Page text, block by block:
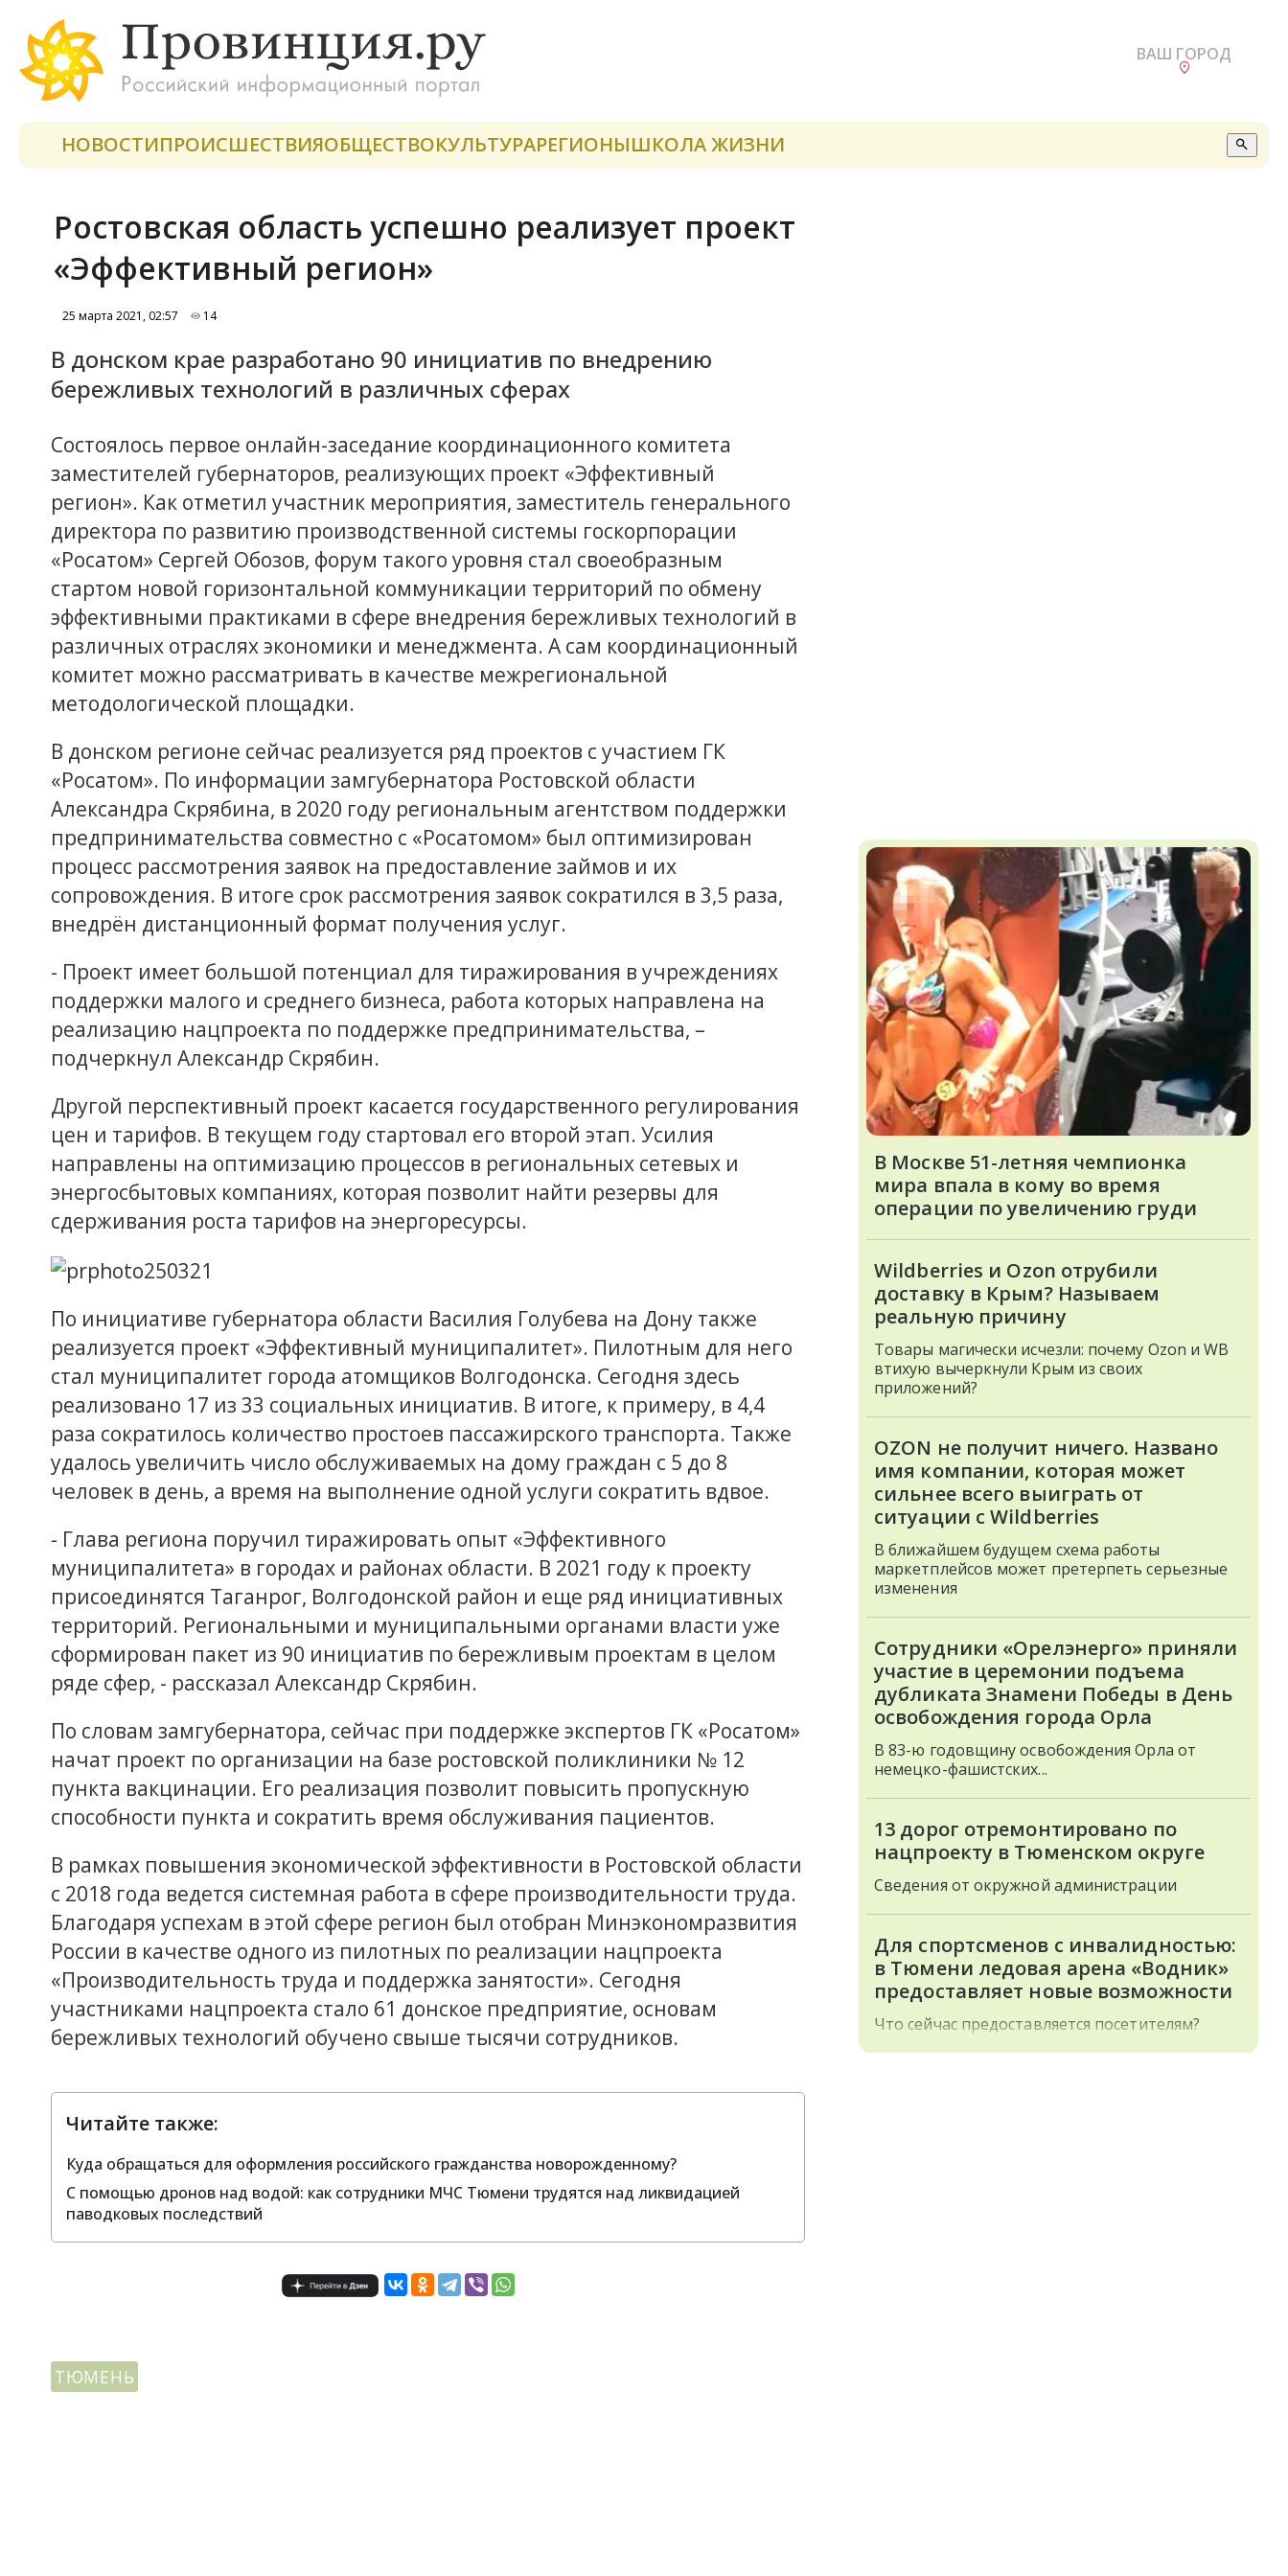
ВАШ ГОРОД
НОВОСТИПРОИСШЕСТВИЯОБЩЕСТВОКУЛЬТУРАРЕГИОНЫШКОЛА ЖИЗНИ
Ростовская область успешно реализует проект
«Эффективный регион»
25 марта 2021, 02:57 14
В донском крае разработано 90 инициатив по внедрению
бережливых технологий в различных сферах
Состоялось первое онлайн-заседание координационного комитета
заместителей губернаторов, реализующих проект «Эффективный
регион». Как отметил участник мероприятия, заместитель генерального
директора по развитию производственной системы госкорпорации
«Росатом» Сергей Обозов, форум такого уровня стал своеобразным
стартом новой горизонтальной коммуникации территорий по обмену
эффективными практиками в сфере внедрения бережливых технологий в
различных отраслях экономики и менеджмента. А сам координационный
комитет можно рассматривать в качестве межрегиональной
методологической площадки.
В донском регионе сейчас реализуется ряд проектов с участием ГК
«Росатом». По информации замгубернатора Ростовской области
Александра Скрябина, в 2020 году региональным агентством поддержки
предпринимательства совместно с «Росатомом» был оптимизирован
процесс рассмотрения заявок на предоставление займов и их
сопровождения. В итоге срок рассмотрения заявок сократился в 3,5 раза,
внедрён дистанционный формат получения услуг.
- Проект имеет большой потенциал для тиражирования в учреждениях
поддержки малого и среднего бизнеса, работа которых направлена на
реализацию нацпроекта по поддержке предпринимательства, –
подчеркнул Александр Скрябин.
Другой перспективный проект касается государственного регулирования
цен и тарифов. В текущем году стартовал его второй этап. Усилия
направлены на оптимизацию процессов в региональных сетевых и
энергосбытовых компаниях, которая позволит найти резервы для
сдерживания роста тарифов на энергоресурсы.
По инициативе губернатора области Василия Голубева на Дону также
реализуется проект «Эффективный муниципалитет». Пилотным для него
стал муниципалитет города атомщиков Волгодонска. Сегодня здесь
реализовано 17 из 33 социальных инициатив. В итоге, к примеру, в 4,4
раза сократилось количество простоев пассажирского транспорта. Также
удалось увеличить число обслуживаемых на дому граждан с 5 до 8
человек в день, а время на выполнение одной услуги сократить вдвое.
- Глава региона поручил тиражировать опыт «Эффективного
муниципалитета» в городах и районах области. В 2021 году к проекту
присоединятся Таганрог, Волгодонской район и еще ряд инициативных
территорий. Региональными и муниципальными органами власти уже
сформирован пакет из 90 инициатив по бережливым проектам в целом
ряде сфер, - рассказал Александр Скрябин.
По словам замгубернатора, сейчас при поддержке экспертов ГК «Росатом»
начат проект по организации на базе ростовской поликлиники № 12
пункта вакцинации. Его реализация позволит повысить пропускную
способности пункта и сократить время обслуживания пациентов.
В рамках повышения экономической эффективности в Ростовской области
с 2018 года ведется системная работа в сфере производительности труда.
Благодаря успехам в этой сфере регион был отобран Минэкономразвития
России в качестве одного из пилотных по реализации нацпроекта
«Производительность труда и поддержка занятости». Сегодня
участниками нацпроекта стало 61 донское предприятие, основам
бережливых технологий обучено свыше тысячи сотрудников.
Читайте также:
Куда обращаться для оформления российского гражданства новорожденному?
С помощью дронов над водой: как сотрудники МЧС Тюмени трудятся над ликвидацией
паводковых последствий
ТЮМЕНЬ
В Москве 51-летняя чемпионка
мира впала в кому во время
операции по увеличению груди
Wildberries и Ozon отрубили
доставку в Крым? Называем
реальную причину
Товары магически исчезли: почему Ozon и WB
втихую вычеркнули Крым из своих
приложений?
OZON не получит ничего. Названо
имя компании, которая может
сильнее всего выиграть от
ситуации с Wildberries
В ближайшем будущем схема работы
маркетплейсов может претерпеть серьезные
изменения
Сотрудники «Орелэнерго» приняли
участие в церемонии подъема
дубликата Знамени Победы в День
освобождения города Орла
В 83-ю годовщину освобождения Орла от
немецко-фашистских...
13 дорог отремонтировано по
нацпроекту в Тюменском округе
Сведения от окружной администрации
Для спортсменов с инвалидностью:
в Тюмени ледовая арена «Водник»
предоставляет новые возможности
Что сейчас предоставляется посетителям?